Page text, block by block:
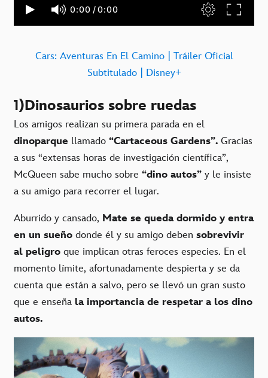
Cars: Aventuras En El Camino | Tráiler Oficial
Subtitulado | Disney+
1)Dinosaurios sobre ruedas
Los amigos realizan su primera parada en el
dinoparque llamado “Cartaceous Gardens”. Gracias
a sus “extensas horas de investigación científica”,
McQueen sabe mucho sobre “dino autos” y le insiste
a su amigo para recorrer el lugar.
Aburrido y cansado, Mate se queda dormido y entra
en un sueño donde él y su amigo deben sobrevivir
al peligro que implican otras feroces especies. En el
momento límite, afortunadamente despierta y se da
cuenta que están a salvo, pero se llevó un gran susto
que e enseña la importancia de respetar a los dino
autos.